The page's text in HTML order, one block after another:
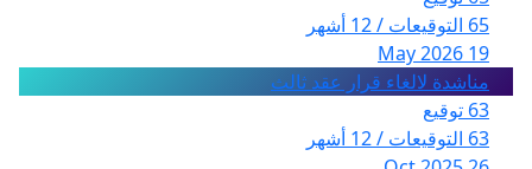
65 التوقيعات / 12 أشهر
19 May 2026
مناشدة لالغاء قرار عقد ثالث
63 توقيع
63 التوقيعات / 12 أشهر